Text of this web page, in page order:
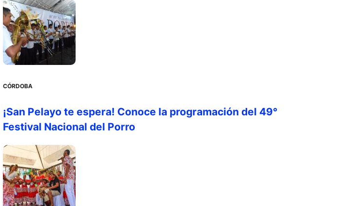
CÓRDOBA
¡San Pelayo te espera! Conoce la programación del 49°
Festival Nacional del Porro